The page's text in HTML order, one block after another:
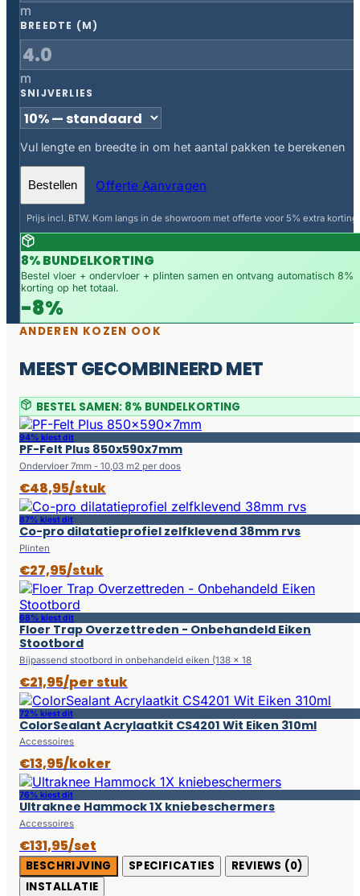
m
BREEDTE (M)
m
SNIJVERLIES
Vul lengte en breedte in om het aantal pakken te berekenen
Bestellen Offerte Aanvragen
Prijs incl. BTW. Kom langs in de showroom met offerte voor 5% extra korting.
8% BUNDELKORTING
Bestel vloer + ondervloer + plinten samen en ontvang automatisch 8%
korting op het totaal.
-8%
ANDEREN KOZEN OOK
MEEST GECOMBINEERD MET
BESTEL SAMEN: 8% BUNDELKORTING
94% kiest dit
PF-Felt Plus 850x590x7mm
Ondervloer 7mm - 10,03 m2 per doos
€48,95/stuk
87% kiest dit
Co-pro dilatatieprofiel zelfklevend 38mm rvs
Plinten
€27,95/stuk
68% kiest dit
Floer Trap Overzettreden - Onbehandeld Eiken
Stootbord
Bijpassend stootbord in onbehandeld eiken (138 x 18
€21,95/per stuk
72% kiest dit
ColorSealant Acrylaatkit CS4201 Wit Eiken 310ml
Accessoires
€13,95/koker
76% kiest dit
Ultraknee Hammock 1X kniebeschermers
Accessoires
€131,95/set
BESCHRIJVING SPECIFICATIES
REVIEWS (0)
INSTALLATIE